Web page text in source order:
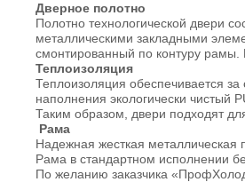
Дверное полотно
Полотно технологической двери
металлическими закладными
смонтированный по контуру
Теплоизоляция
Теплоизоляция обеспечивается
наполнения экологически чистый
Таким образом, двери подходят
Рама
Надежная жесткая металлическая
Рама в стандартном исполнении
По желанию заказчика